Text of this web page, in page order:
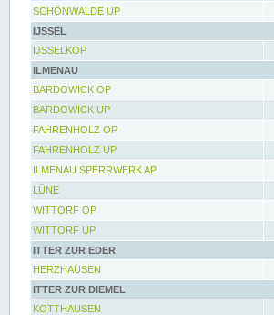
SCHÖNWALDE UP
IJSSEL
IJSSELKOP
ILMENAU
BARDOWICK OP
BARDOWICK UP
FAHRENHOLZ OP
FAHRENHOLZ UP
ILMENAU SPERRWERK AP
LÜNE
WITTORF OP
WITTORF UP
ITTER ZUR EDER
HERZHAUSEN
ITTER ZUR DIEMEL
KOTTHAUSEN